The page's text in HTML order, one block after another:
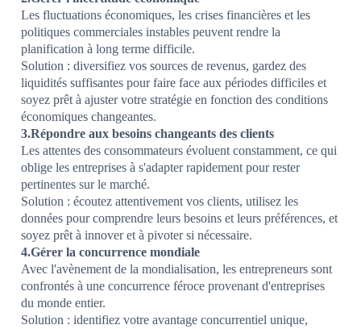
Les fluctuations économiques, les crises financières et les
politiques commerciales instables peuvent rendre la
planification à long terme difficile.
Solution : diversifiez vos sources de revenus, gardez des
liquidités suffisantes pour faire face aux périodes difficiles et
soyez prêt à ajuster votre stratégie en fonction des conditions
économiques changeantes.
3.Répondre aux besoins changeants des clients
Les attentes des consommateurs évoluent constamment, ce qui
oblige les entreprises à s'adapter rapidement pour rester
pertinentes sur le marché.
Solution : écoutez attentivement vos clients, utilisez les
données pour comprendre leurs besoins et leurs préférences, et
soyez prêt à innover et à pivoter si nécessaire.
4.Gérer la concurrence mondiale
Avec l'avènement de la mondialisation, les entrepreneurs sont
confrontés à une concurrence féroce provenant d'entreprises
du monde entier.
Solution : identifiez votre avantage concurrentiel unique,